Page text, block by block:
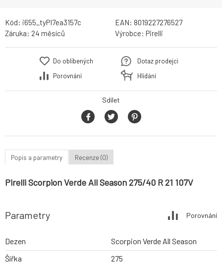
Kód: i655_tyPI7ea3157c EAN: 8019227276527
Záruka: 24 měsíců Výrobce: Pirelli
Do oblíbených
Porovnání
Dotaz prodejci
Hlídání
Sdílet
Popis a parametry Recenze (0)
Pirelli Scorpion Verde All Season 275/40 R 21 107V
Parametry Porovnání
Dezen
Scorpion Verde All Season
Šířka
275